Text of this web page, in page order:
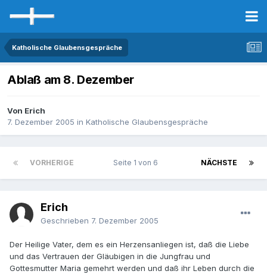
Katholische Glaubensgespräche
Ablaß am 8. Dezember
Von Erich
7. Dezember 2005 in Katholische Glaubensgespräche
VORHERIGE NÄCHSTE
Seite 1 von 6
Erich
Geschrieben 7. Dezember 2005
Der Heilige Vater, dem es ein Herzensanliegen ist, daß die Liebe
und das Vertrauen der Gläubigen in die Jungfrau und
Gottesmutter Maria gemehrt werden und daß ihr Leben durch die